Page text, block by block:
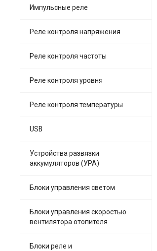
Импульсные реле
Реле контроля напряжения
Реле контроля частоты
Реле контроля уровня
Реле контроля температуры
USB
Устройства развязки
аккумуляторов (УРА)
Блоки управления светом
Блоки управления скоростью
вентилятора отопителя
Блоки реле и